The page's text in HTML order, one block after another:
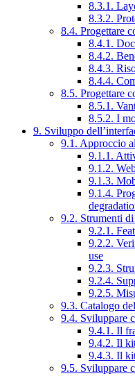
8.3.1.
8.3.2.
8.4. Progettare
8.4.1.
8.4.2.
8.4.3.
8.4.4.
8.5. Progettare
8.5.1.
8.5.2. I
9. Sviluppo
9.1. Approccio
9.1.1.
9.1.2.
9.1.3.
9.1.4.
9.2. Strumenti
9.2.1.
9.2.2.
use
9.2.3.
9.2.4.
9.2.5.
9.3. Catalogo
9.4. Sviluppare
9.4.1. Il
9.4.2. Il
9.4.3. Il
9.5. Sviluppare